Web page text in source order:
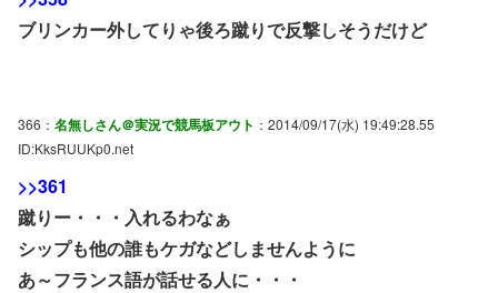
ブリンカー外してりゃ後ろ蹴りで反撃しそうだけど
366： 名無しさん＠実況で競馬板アウト ：2014/09/17(水) 19:49:28.55
ID:KksRUUKp0.net
>>361
蹴りー・・・入れるわなぁ
シップも他の誰もケガなどしませんように
あ～フランス語が話せる人に・・・